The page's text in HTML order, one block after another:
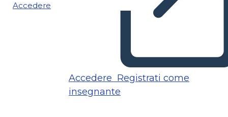
Accedere
Accedere Registrati come
insegnante